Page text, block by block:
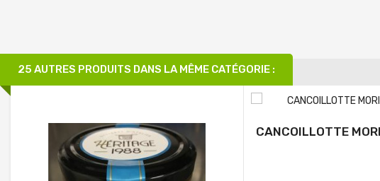
25 AUTRES PRODUITS DANS LA MÊME CATÉGORIE :
CANCOILLOTTE